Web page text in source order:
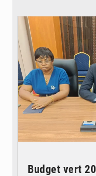
Budget vert